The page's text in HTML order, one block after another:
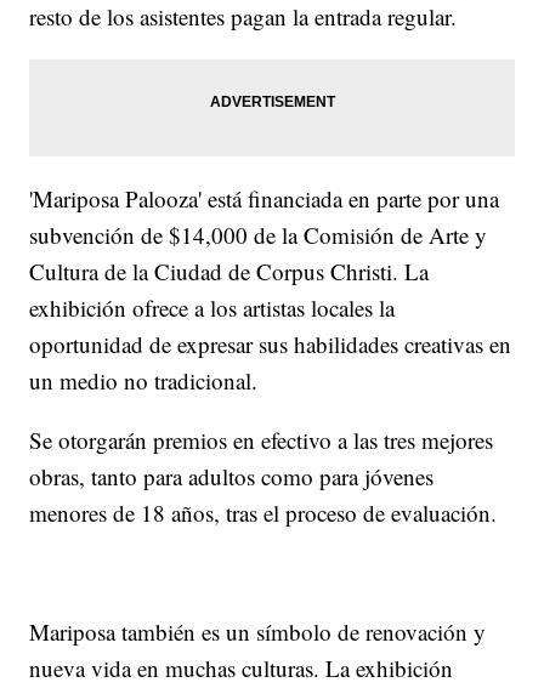
resto de los asistentes pagan la entrada regular.
'Mariposa Palooza' está financiada en parte por una
subvención de $14,000 de la Comisión de Arte y
Cultura de la Ciudad de Corpus Christi. La
exhibición ofrece a los artistas locales la
oportunidad de expresar sus habilidades creativas en
un medio no tradicional.
Se otorgarán premios en efectivo a las tres mejores
obras, tanto para adultos como para jóvenes
menores de 18 años, tras el proceso de evaluación.
Mariposa también es un símbolo de renovación y
nueva vida en muchas culturas. La exhibición